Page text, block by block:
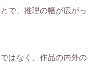
で、推理の幅が広がっ
はなく、作品の内外の